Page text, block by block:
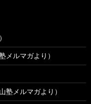
メルマガより）
塾メルマガより）